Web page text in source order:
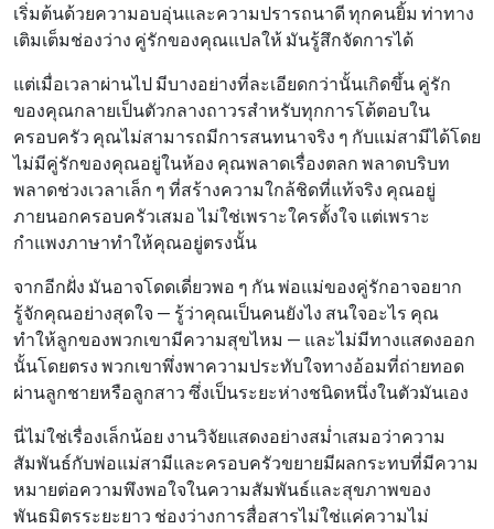
เริ่มต้นด้วยความอบอุ่นและความปรารถนาดี ทุกคนยิ้ม ท่าทาง
เติมเต็มช่องว่าง คู่รักของคุณแปลให้ มันรู้สึกจัดการได้
แต่เมื่อเวลาผ่านไป มีบางอย่างที่ละเอียดกว่านั้นเกิดขึ้น คู่รัก
ของคุณกลายเป็นตัวกลางถาวรสำหรับทุกการโต้ตอบใน
ครอบครัว คุณไม่สามารถมีการสนทนาจริง ๆ กับแม่สามีได้โดย
ไม่มีคู่รักของคุณอยู่ในห้อง คุณพลาดเรื่องตลก พลาดบริบท
พลาดช่วงเวลาเล็ก ๆ ที่สร้างความใกล้ชิดที่แท้จริง คุณอยู่
ภายนอกครอบครัวเสมอ ไม่ใช่เพราะใครตั้งใจ แต่เพราะ
กำแพงภาษาทำให้คุณอยู่ตรงนั้น
จากอีกฝั่ง มันอาจโดดเดี่ยวพอ ๆ กัน พ่อแม่ของคู่รักอาจอยาก
รู้จักคุณอย่างสุดใจ — รู้ว่าคุณเป็นคนยังไง สนใจอะไร คุณ
ทำให้ลูกของพวกเขามีความสุขไหม — และไม่มีทางแสดงออก
นั้นโดยตรง พวกเขาพึ่งพาความประทับใจทางอ้อมที่ถ่ายทอด
ผ่านลูกชายหรือลูกสาว ซึ่งเป็นระยะห่างชนิดหนึ่งในตัวมันเอง
นี่ไม่ใช่เรื่องเล็กน้อย งานวิจัยแสดงอย่างสม่ำเสมอว่าความ
สัมพันธ์กับพ่อแม่สามีและครอบครัวขยายมีผลกระทบที่มีความ
หมายต่อความพึงพอใจในความสัมพันธ์และสุขภาพของ
พันธมิตรระยะยาว ช่องว่างการสื่อสารไม่ใช่แค่ความไม่